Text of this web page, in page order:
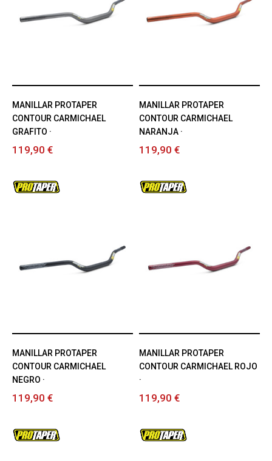
MANILLAR PROTAPER
CONTOUR CARMICHAEL
GRAFITO ·
119,90 €
MANILLAR PROTAPER
CONTOUR CARMICHAEL
NARANJA ·
119,90 €
MANILLAR PROTAPER
CONTOUR CARMICHAEL
NEGRO ·
119,90 €
MANILLAR PROTAPER
CONTOUR CARMICHAEL ROJO
·
119,90 €